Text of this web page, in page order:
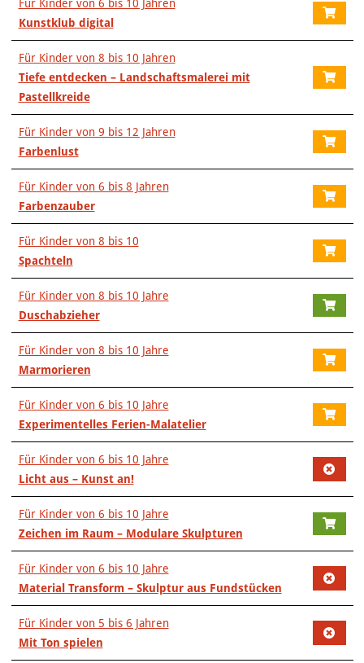
Für Kinder von 6 bis 10 Jahren
Kunstklub digital
Für Kinder von 8 bis 10 Jahren
Tiefe entdecken – Landschaftsmalerei mit
Pastellkreide
Für Kinder von 9 bis 12 Jahren
Farbenlust
Für Kinder von 6 bis 8 Jahren
Farbenzauber
Für Kinder von 8 bis 10
Spachteln
Für Kinder von 8 bis 10 Jahre
Duschabzieher
Für Kinder von 8 bis 10 Jahre
Marmorieren
Für Kinder von 6 bis 10 Jahre
Experimentelles Ferien-Malatelier
Für Kinder von 6 bis 10 Jahre
Licht aus – Kunst an!
Für Kinder von 6 bis 10 Jahre
Zeichen im Raum – Modulare Skulpturen
Für Kinder von 6 bis 10 Jahre
Material Transform – Skulptur aus Fundstücken
Für Kinder von 5 bis 6 Jahren
Mit Ton spielen